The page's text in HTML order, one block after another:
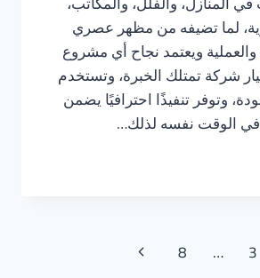
لما تضيفه من مظهر عصري
والعملية ويعتمد نجاح أي مشروع
شركة تمتلك الخبرة، وتستخدم
وتوفر تنفيذًا احترافيًا يضمن
في الوقت نفسه لذلك…
3
…
8
الصفحة